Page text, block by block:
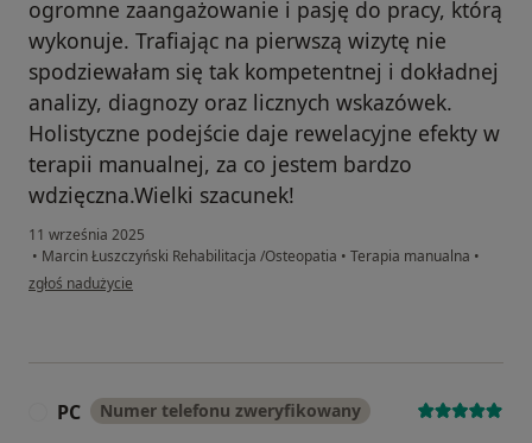
ogromne zaangażowanie i pasję do pracy, którą
wykonuje. Trafiając na pierwszą wizytę nie
spodziewałam się tak kompetentnej i dokładnej
analizy, diagnozy oraz licznych wskazówek.
Holistyczne podejście daje rewelacyjne efekty w
terapii manualnej, za co jestem bardzo
wdzięczna.Wielki szacunek!
11 września 2025
• Marcin Łuszczyński Rehabilitacja /Osteopatia • Terapia manualna •
w opinii użytkownika Joanna
zgłoś nadużycie
PC Numer telefonu zweryfikowany